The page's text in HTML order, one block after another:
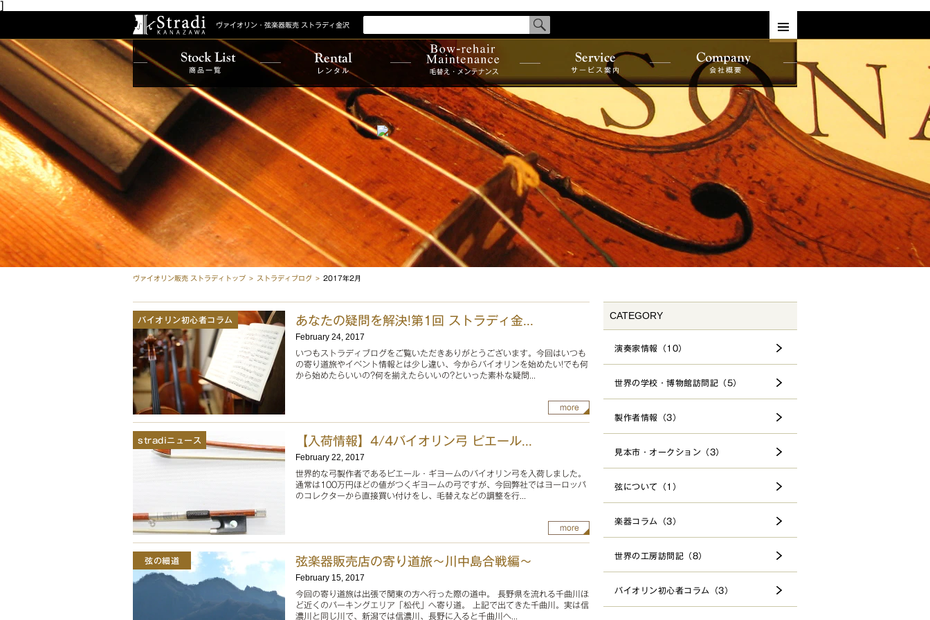
]
ヴァイオリン・弦楽器販売 ストラディ金沢
検
す
商品を探す
商品一覧
カテゴリ一覧
国別一覧
制作者一覧
ヘルプ
よくある質問•お客様の声
プライバシーポリシー
サービス
買取・下取り
委託販売
レンタル
商品一覧
レンタ
ル
メンテナンス
サービス
案内
会社概要
ヴァイオリン販売 ストラディトップ ストラディブログ 2017年2月
バイオリン初心者コラム あなたの疑問を解決!第1回 ストラディ金...
February 24, 2017
いつもストラディブログをご覧いただきありがとうございます。今回はいつも
の寄り道旅やイベント情報とは少し違い、今からバイオリンを始めたい!でも何
から始めたらいいの?何を揃えたらいいの?といった素朴な疑問...
more
stradiニュース 【入荷情報】4/4バイオリン弓 ピエール...
February 22, 2017
世界的な弓製作者であるピエール・ギヨームのバイオリン弓を入荷しました。
通常は100万円ほどの値がつくギヨームの弓ですが、今回弊社ではヨーロッパ
のコレクターから直接買い付けをし、毛替えなどの調整を行...
more
弦の細道 弦楽器販売店の寄り道旅〜川中島合戦編〜
February 15, 2017
今回の寄り道旅は出張で関東の方へ行った際の道中。 長野県を流れる千曲川ほ
ど近くのパーキングエリア「松代」へ寄り道。 上記で出てきた千曲川。実は信
濃川と同じ川で、新潟では信濃川、長野に入ると千曲川へ...
CATEGORY
演奏家情報（10）
世界の学校・博物館訪問記（5）
製作者情報（3）
見本市・オークション（3）
弦について（1）
楽器コラム（3）
世界の工房訪問記（8）
バイオリン初心者コラム（3）